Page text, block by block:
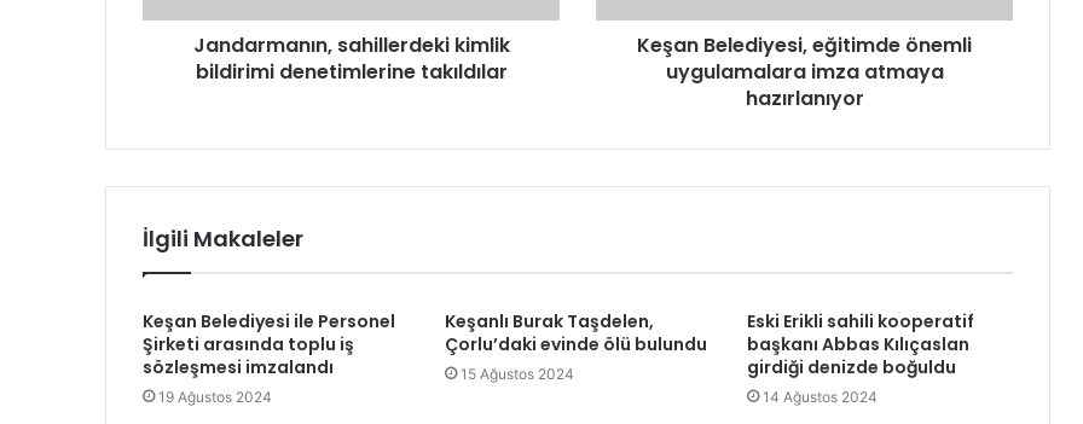
Jandarmanın, sahillerdeki kimlik
bildirimi denetimlerine takıldılar
Keşan Belediyesi, eğitimde önemli
uygulamalara imza atmaya
hazırlanıyor
İlgili Makaleler
Keşan Belediyesi ile Personel
Şirketi arasında toplu iş
sözleşmesi imzalandı
19 Ağustos 2024
Keşanlı Burak Taşdelen,
Çorlu’daki evinde ölü bulundu
15 Ağustos 2024
Eski Erikli sahili kooperatif
başkanı Abbas Kılıçaslan
girdiği denizde boğuldu
14 Ağustos 2024